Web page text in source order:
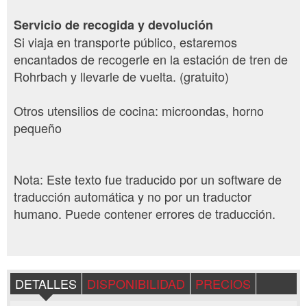
Servicio de recogida y devolución
Si viaja en transporte público, estaremos
encantados de recogerle en la estación de tren de
Rohrbach y llevarle de vuelta. (gratuito)
Otros utensilios de cocina: microondas, horno
pequeño
Nota: Este texto fue traducido por un software de
traducción automática y no por un traductor
humano. Puede contener errores de traducción.
DETALLES DISPONIBILIDAD
PRECIOS